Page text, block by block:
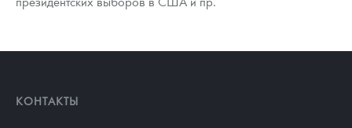
КОНТАКТЫ